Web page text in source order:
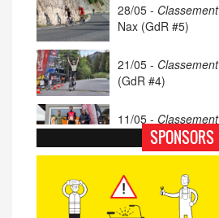
28/05 -
Nax (GdR #5)
21/05 -
(GdR #4)
11/05 -
Porsel (TdC #4)
07/05 -
Pléiades (GdR #3)
SPONSORS